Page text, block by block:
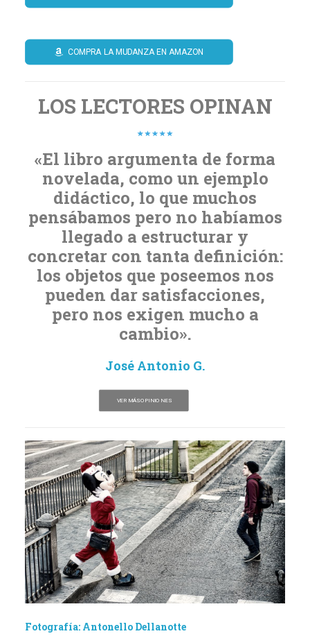
COMPRA LA MUDANZA EN AMAZON
LOS LECTORES OPINAN
«El libro argumenta de forma
novelada, como un ejemplo
didáctico, lo que muchos
pensábamos pero no habíamos
llegado a estructurar y
concretar con tanta definición:
los objetos que poseemos nos
pueden dar satisfacciones,
pero nos exigen mucho a
cambio».
José Antonio G.
VER MÁS OPINIONES
Fotografía: Antonello Dellanotte